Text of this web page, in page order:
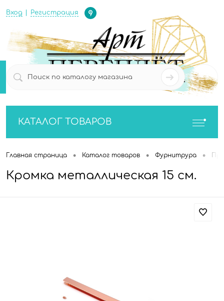
Вход Регистрация
Определение
0
КАТАЛОГ ТОВАРОВ
Главная страница • Каталог товаров • Фурнитрура •
Кромка металлическая 15 см.